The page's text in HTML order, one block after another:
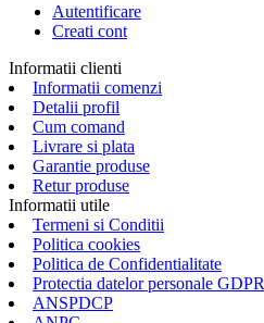
Autentificare
Creati cont
Informatii clienti
Informatii comenzi
Detalii profil
Cum comand
Livrare si plata
Garantie produse
Retur produse
Informatii utile
Termeni si Conditii
Politica cookies
Politica de Confidentialitate
Protectia datelor personale GDPR
ANSPDCP